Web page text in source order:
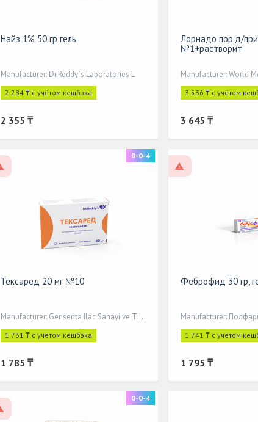
Найз 1% 50 гр гель
Manufacturer: Dr.Reddy`s Laboratories L
2 284 ₸ с учётом кешбэка
2 355 ₸
Лорнадо пор.д/
№1+растворит
Manufacturer: World
3 536 ₸ с учётом
3 645 ₸
0-0-4
Тексаред 20 мг №10
Manufacturer: Gensenta Ilac Sanayi ve Ticaret A.S.
1 731 ₸ с учётом кешбэка
1 785 ₸
Феброфид 30 гр,
Manufacturer:
1 741 ₸ с учётом
1 795 ₸
0-0-4